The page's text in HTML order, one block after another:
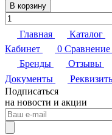
В корзину
Главная Каталог
Кабинет
0 Сравнение
Бренды
Отзывы
Документы
Подписаться
на новости и акции